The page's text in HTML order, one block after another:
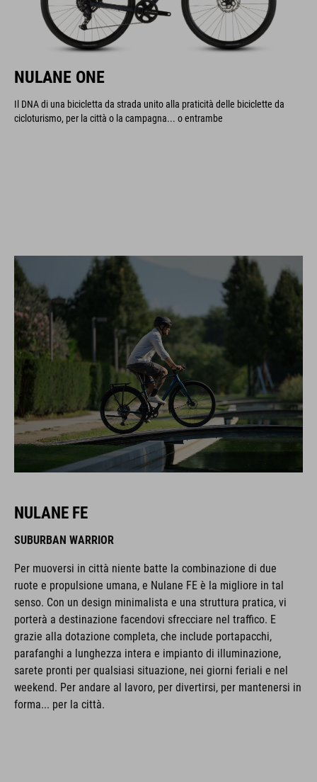
NULANE ONE
Il DNA di una bicicletta da strada unito alla praticità delle biciclette da
cicloturismo, per la città o la campagna... o entrambe
NULANE FE
SUBURBAN WARRIOR
Per muoversi in città niente batte la combinazione di due
ruote e propulsione umana, e Nulane FE è la migliore in tal
senso. Con un design minimalista e una struttura pratica, vi
porterà a destinazione facendovi sfrecciare nel traffico. E
grazie alla dotazione completa, che include portapacchi,
parafanghi a lunghezza intera e impianto di illuminazione,
sarete pronti per qualsiasi situazione, nei giorni feriali e nel
weekend. Per andare al lavoro, per divertirsi, per mantenersi in
forma... per la città.